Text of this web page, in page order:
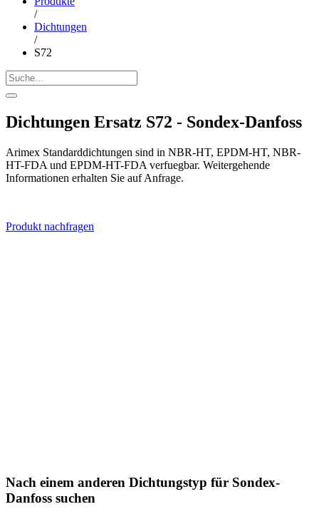
/
Dichtungen
/
S72
Dichtungen Ersatz S72 - Sondex-Danfoss
Arimex Standarddichtungen sind in NBR-HT, EPDM-HT, NBR-
HT-FDA und EPDM-HT-FDA verfuegbar. Weitergehende
Informationen erhalten Sie auf Anfrage.
Produkt nachfragen
Nach einem anderen Dichtungstyp für Sondex-
Danfoss suchen